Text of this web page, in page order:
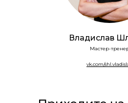
Владислав
Мастер-
vk.com/